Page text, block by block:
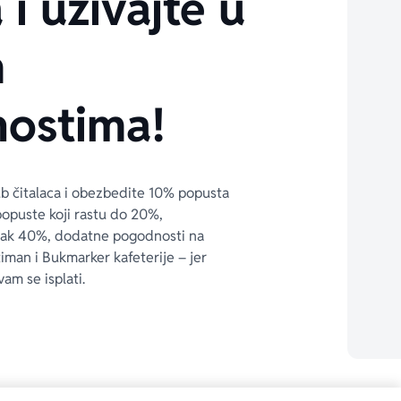
čitalaca i obezbedite 10% popusta
koji rastu do 20%,
40%, dodatne pogodnosti na
i Bukmarker kafeterije – jer
se isplati.